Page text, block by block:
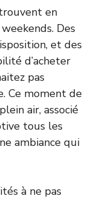
en
Des
et des
d’acheter
pas
Ce moment de
air, associé
tous les
ambiance qui
à ne pas